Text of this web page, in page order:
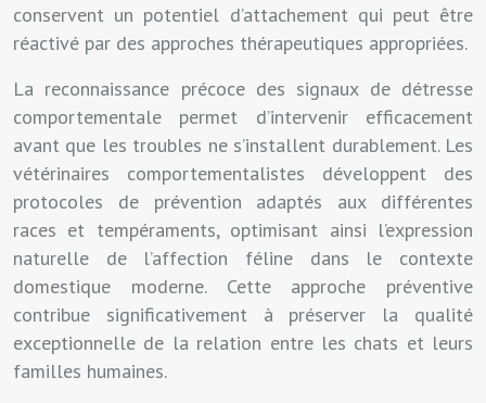
conservent un potentiel d’attachement qui peut être
réactivé par des approches thérapeutiques appropriées.
La reconnaissance précoce des signaux de détresse
comportementale permet d’intervenir efficacement
avant que les troubles ne s’installent durablement. Les
vétérinaires comportementalistes développent des
protocoles de prévention adaptés aux différentes
races et tempéraments, optimisant ainsi l’expression
naturelle de l’affection féline dans le contexte
domestique moderne. Cette approche préventive
contribue significativement à préserver la qualité
exceptionnelle de la relation entre les chats et leurs
familles humaines.